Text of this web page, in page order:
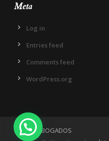
Meta
Log in
Entries feed
Comments feed
WordPress.org
IN DIEM ABOGADOS